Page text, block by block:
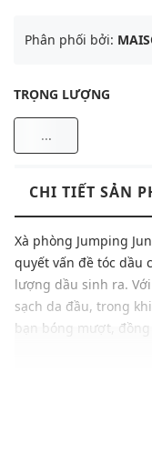
Phân phối bởi:
TRỌNG LƯỢNG
...
CHI TIẾT SẢN
Xà phòng Jumping
quyết vấn đề tóc dầu
lượng dầu sinh ra.
sạch da đầu, trong
bạn bóng mượt,
hương dịu nhẹ và